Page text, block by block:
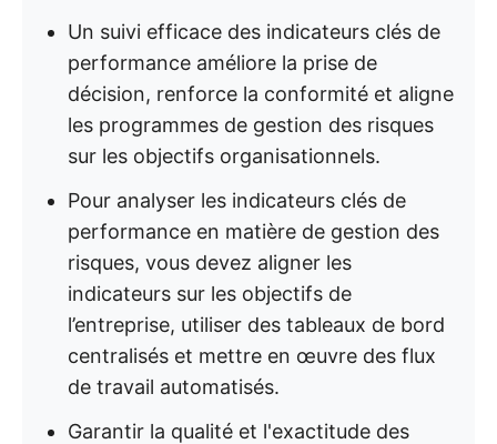
Un suivi efficace des indicateurs clés de
performance améliore la prise de
décision, renforce la conformité et aligne
les programmes de gestion des risques
sur les objectifs organisationnels.
Pour analyser les indicateurs clés de
performance en matière de gestion des
risques, vous devez aligner les
indicateurs sur les objectifs de
l’entreprise, utiliser des tableaux de bord
centralisés et mettre en œuvre des flux
de travail automatisés.
Garantir la qualité et l'exactitude des